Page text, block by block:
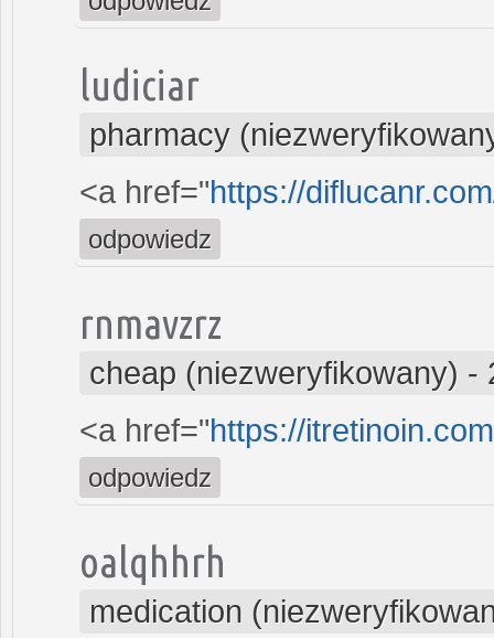
ludiciar
pharmacy
<a href="https://
odpowiedz
rnmavzrz
cheap (niezweryfikowany) -
<a href="https://
odpowiedz
oalqhhrh
medication